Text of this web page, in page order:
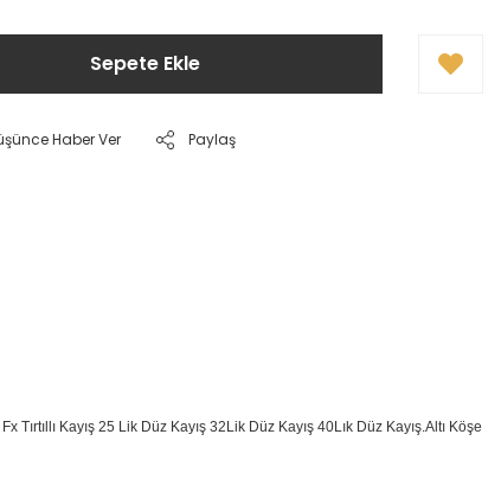
Sepete Ekle
Haber Ver Paylaş
Tırtıllı Kayış 25 Lik Düz Kayış 32Lik Düz Kayış 40Lık Düz Kayış.Altı Köşe